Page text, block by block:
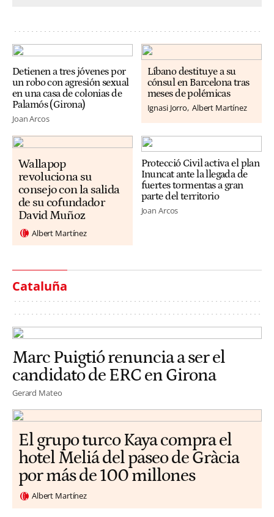
Detienen a tres jóvenes por
un robo con agresión sexual
en una casa de colonias de
Palamós (Girona)
Joan Arcos
Líbano destituye a su
cónsul en Barcelona tras
meses de polémicas
Ignasi Jorro Albert Martínez
Wallapop
revoluciona su
consejo con la salida
de su cofundador
David Muñoz
Albert Martínez
Protecció Civil activa el plan
Inuncat ante la llegada de
fuertes tormentas a gran
parte del territorio
Joan Arcos
Cataluña
Marc Puigtió renuncia a ser el
candidato de ERC en Girona
Gerard Mateo
El grupo turco Kaya compra el
hotel Meliá del paseo de Gràcia
por más de 100 millones
Albert Martínez